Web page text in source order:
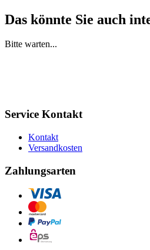
Das könnte Sie auch
Bitte warten...
Service Kontakt
Kontakt
Versandkosten
Zahlungsarten